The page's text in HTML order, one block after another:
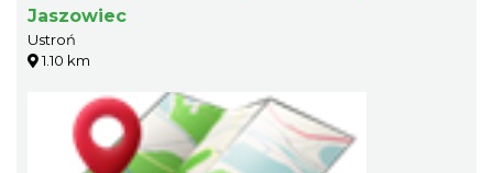
Jaszowiec
Ustroń
1.10 km